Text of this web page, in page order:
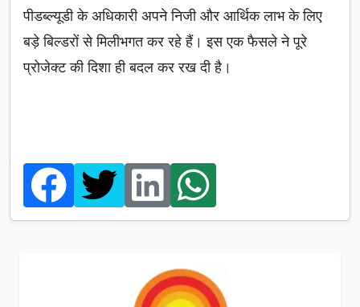
पीडब्ल्यूडी के अधिकारी अपने निजी और आर्थिक लाभ के लिए
बड़े बिल्डरों से मिलीभगत कर रहे हैं। इस एक फैसले ने पूरे
प्रोजेक्ट की दिशा ही बदल कर रख दी है।